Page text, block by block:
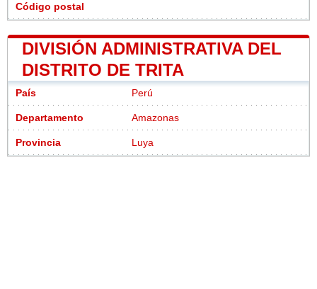
Código postal
DIVISIÓN ADMINISTRATIVA DEL
DISTRITO DE TRITA
País Perú
Departamento Amazonas
Provincia Luya